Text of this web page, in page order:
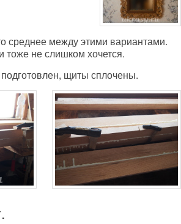
среднее между этими вариантами.
тоже не слишком хочется.
щиты сплочены.